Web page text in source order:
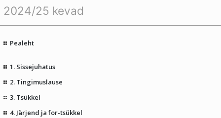
2024/25 kevad
Pealeht
1. Sissejuhatus
2. Tingimuslause
3. Tsükkel
4. Järjend ja for-tsükkel